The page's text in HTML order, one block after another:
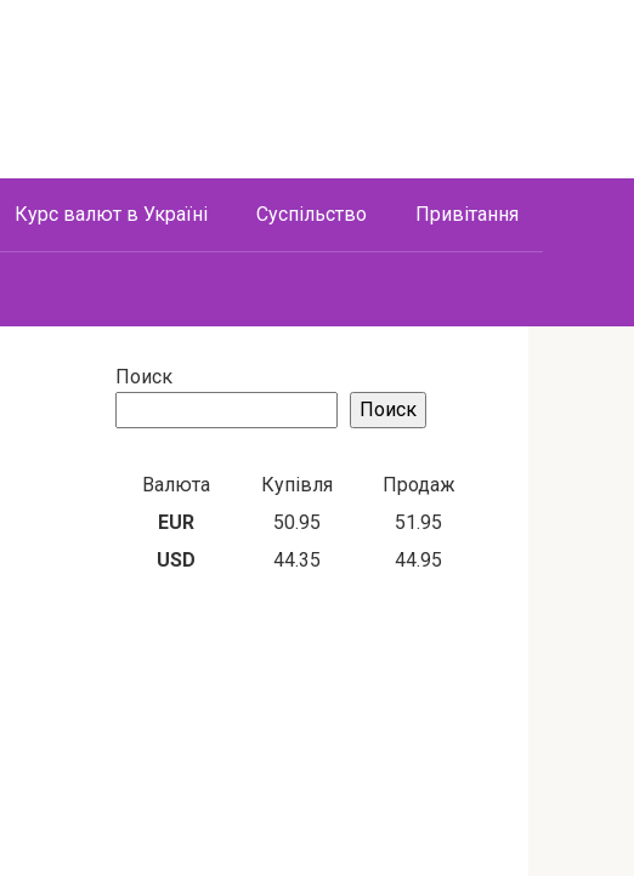
Курс валют в Україні Суспільство Привітання
Поиск
Поиск
Валюта Купівля
Продаж
EUR
50.95
51.95
USD
44.35 44.95